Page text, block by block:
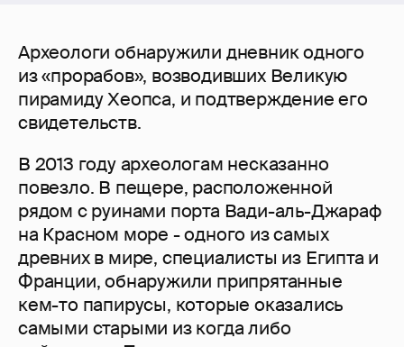
Археологи обнаружили дневник одного
из «прорабов», возводивших Великую
пирамиду Хеопса, и подтверждение его
свидетельств.
В 2013 году археологам несказанно
повезло. В пещере, расположенной
рядом с руинами порта Вади-аль-Джараф
на Красном море - одного из самых
древних в мире, специалисты из Египта и
Франции, обнаружили припрятанные
кем-то папирусы, которые оказались
самыми старыми из когда либо